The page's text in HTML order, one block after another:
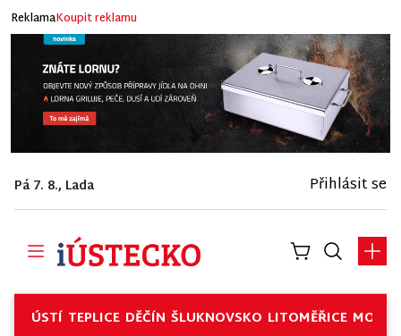
ReklamaKoupit reklamu
Pá 7. 8., Lada Přihlásit se
ÚSTÍ TEPLICE DĚČÍN ŠLUKNOVSKO LITOMĚŘICE